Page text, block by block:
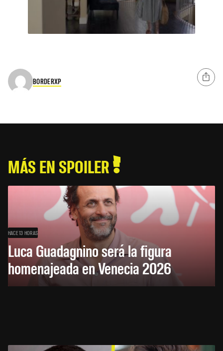
BORDERXP
MÁS EN SPOILER
HACE 13 HORAS
Luca Guadagnino será la figura
homenajeada en Venecia 2026